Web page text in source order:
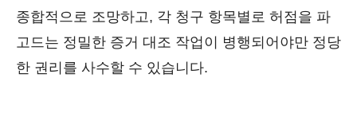
종합적으로 조망하고, 각 청구 항목별로 허점을 파
고드는 정밀한 증거 대조 작업이 병행되어야만 정당
한 권리를 사수할 수 있습니다.